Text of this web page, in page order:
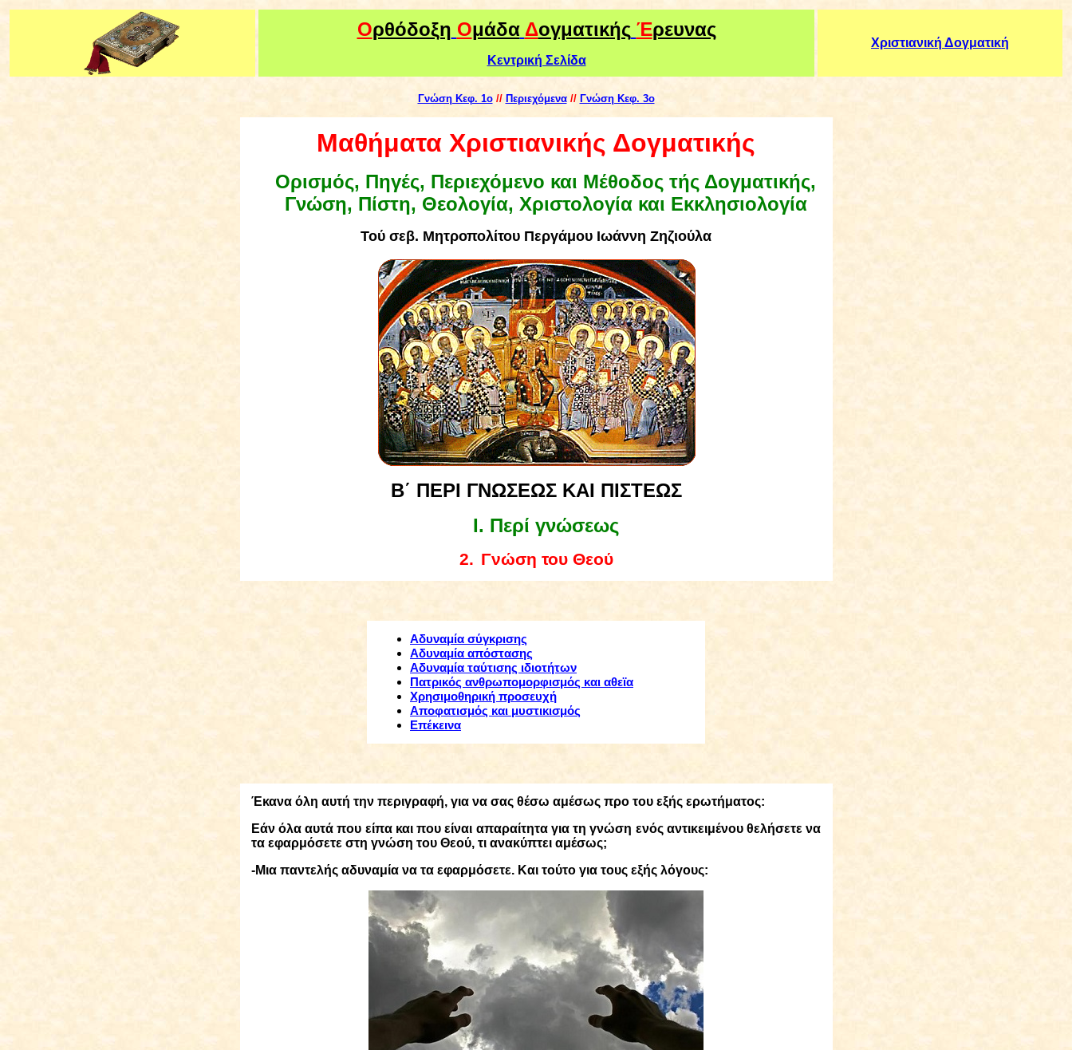
Ορθόδοξη Ομάδα Δογματικής Έρευνας
Κεντρική Σελίδα
Χριστιανική Δογματική
Γνώση Κεφ. 1ο // Περιεχόμενα // Γνώση Κεφ. 3ο
Μαθήματα Χριστιανικής Δογματικής
Ορισμός, Πηγές, Περιεχόμενο και Μέθοδος τής Δογματικής,
Γνώση, Πίστη, Θεολογία, Χριστολογία και Εκκλησιολογία
Τού σεβ. Μητροπολίτου Περγάμου Ιωάννη Ζηζιούλα
Β΄ ΠΕΡΙ ΓΝΩΣΕΩΣ ΚΑΙ ΠΙΣΤΕΩΣ
I. Περί γνώσεως
2. Γνώση του Θεού
Αδυναμία σύγκρισης
Αδυναμία απόστασης
Αδυναμία ταύτισης ιδιοτήτων
Πατρικός ανθρωπομορφισμός και αθεϊα
Χρησιμοθηρική προσευχή
Αποφατισμός και μυστικισμός
Επέκεινα
Έκανα όλη αυτή την περιγραφή, για να σας θέσω αμέσως προ του εξής ερωτήματος:
Εάν όλα αυτά που είπα και που είναι απαραίτητα για τη γνώση ενός αντικειμένου θελήσετε να
τα εφαρμόσετε στη γνώση του Θεού, τι ανακύπτει αμέσως;
-Μια παντελής αδυναμία να τα εφαρμόσετε. Και τούτο για τους εξής λόγους: